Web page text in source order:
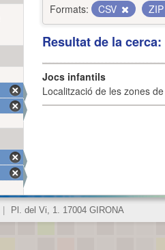
Formats:
CSV
Resultat de la
Jocs infantils
Localització de les zones
Pl. del Vi, 1. 17004 GIRONA